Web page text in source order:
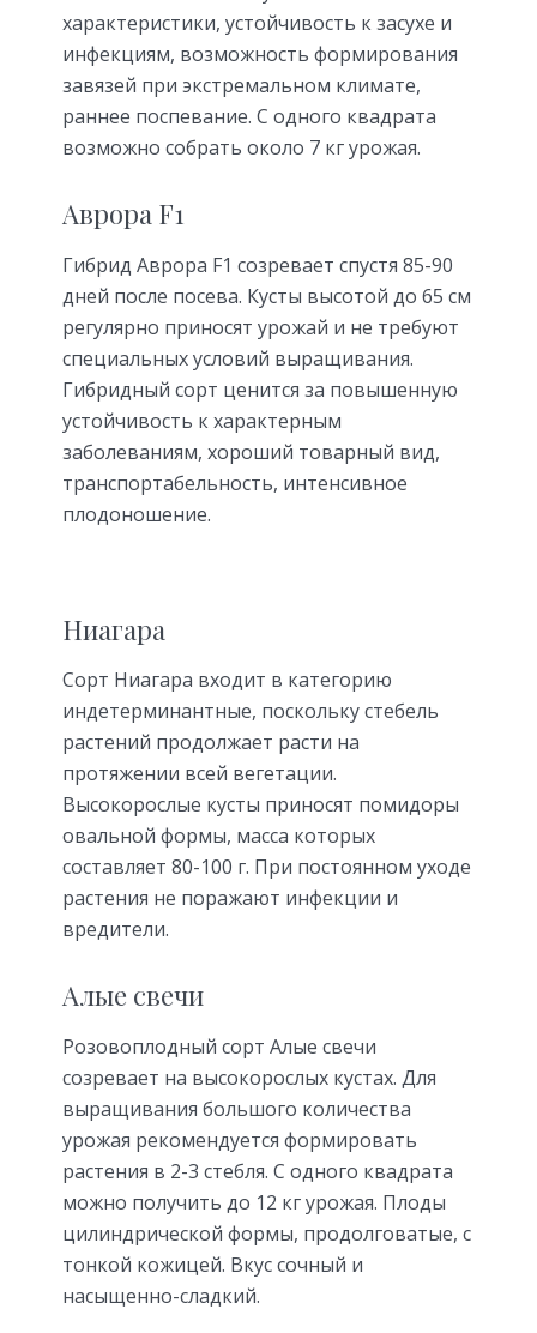
характеристики, устойчивость к засухе и
инфекциям, возможность формирования
завязей при экстремальном климате,
раннее поспевание. С одного квадрата
возможно собрать около 7 кг урожая.
Аврора F1
Гибрид Аврора F1 созревает спустя 85-90
дней после посева. Кусты высотой до 65 см
регулярно приносят урожай и не требуют
специальных условий выращивания.
Гибридный сорт ценится за повышенную
устойчивость к характерным
заболеваниям, хороший товарный вид,
транспортабельность, интенсивное
плодоношение.
Ниагара
Сорт Ниагара входит в категорию
индетерминантные, поскольку стебель
растений продолжает расти на
протяжении всей вегетации.
Высокорослые кусты приносят помидоры
овальной формы, масса которых
составляет 80-100 г. При постоянном уходе
растения не поражают инфекции и
вредители.
Алые свечи
Розовоплодный сорт Алые свечи
созревает на высокорослых кустах. Для
выращивания большого количества
урожая рекомендуется формировать
растения в 2-3 стебля. С одного квадрата
можно получить до 12 кг урожая. Плоды
цилиндрической формы, продолговатые, с
тонкой кожицей. Вкус сочный и
насыщенно-сладкий.